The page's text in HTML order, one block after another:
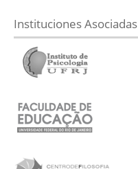
Instituciones Asociadas